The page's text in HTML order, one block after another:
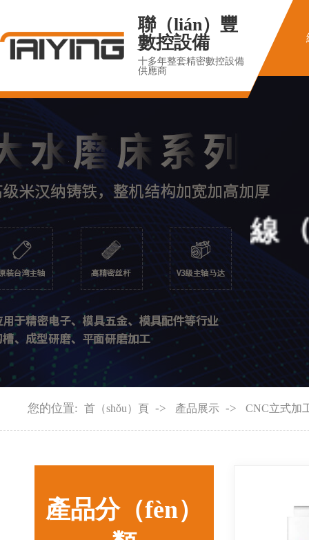
聯（lián）豐
數控設備
十多年整套精密數控設備
供應商
線
您的位置: 首（shǒu）頁 -> 產品展示 -> CNC立式加
產品分（fèn）